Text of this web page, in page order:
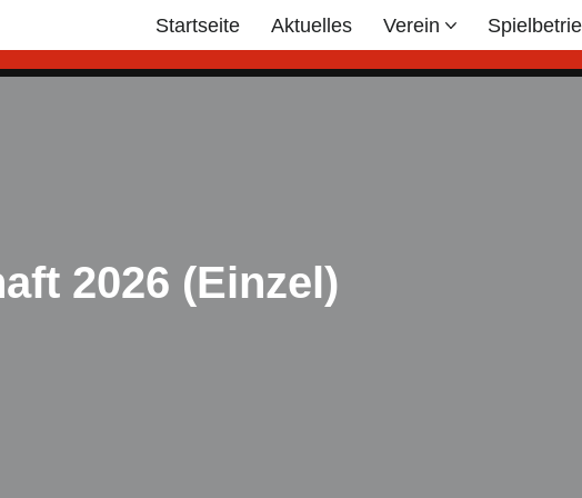
Startseite Aktuelles Verein
2026 (Einzel)